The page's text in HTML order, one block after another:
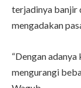
terjadinya banjir
mengadakan
“Dengan
mengurangi